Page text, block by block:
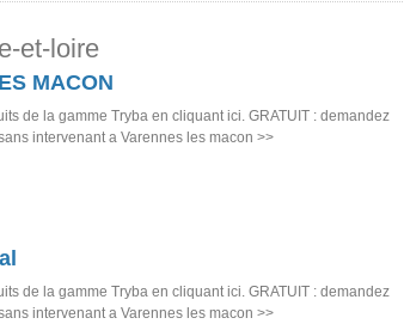
et-loire
MACON
de la gamme Tryba en cliquant ici. GRATUIT : demandez
intervenant a Varennes les macon >>
de la gamme Tryba en cliquant ici. GRATUIT : demandez
intervenant a Varennes les macon >>